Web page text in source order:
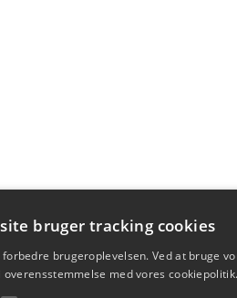
bruger tracking cookies
brugeroplevelsen. Ved at bruge
med vores cookiepolitik.